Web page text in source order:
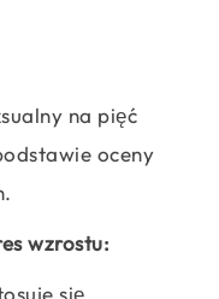
na pięć
oceny
wzrostu:
się